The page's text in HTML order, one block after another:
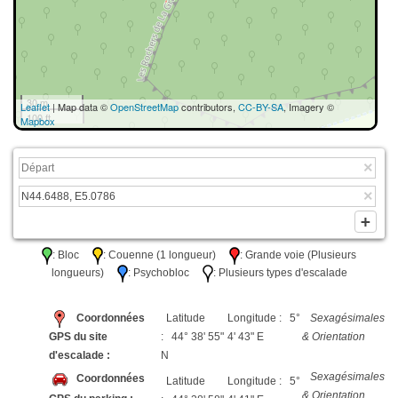
30 m
100 ft
Leaflet| Map data ©OpenStreetMapcontributors, CC-BY-SA, Imagery ©
Mapbox
: Bloc : Couenne (1 longueur)
: Grande voie (Plusieurs
longueurs)
: Psychobloc : Plusieurs types d'escalade
Coordonnées
GPS du site
d'escalade :
Latitude
: 44° 38' 55"
N
Longitude : 5°
4' 43" E
Sexagésimales
& Orientation
Coordonnées
Latitude
Longitude : 5°
Sexagésimales
& Orientation